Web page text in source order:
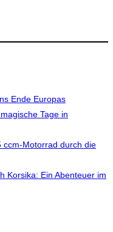
Ende Europas
Tage in
ccm-Motorrad durch die
Korsika: Ein Abenteuer im